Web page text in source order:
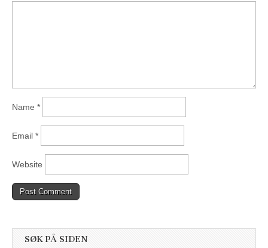
Name *
Email *
Website
SØK PÅ SIDEN